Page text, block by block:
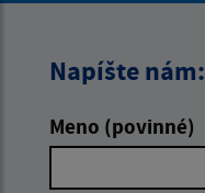
Napíšte nám:
Meno (povinné)